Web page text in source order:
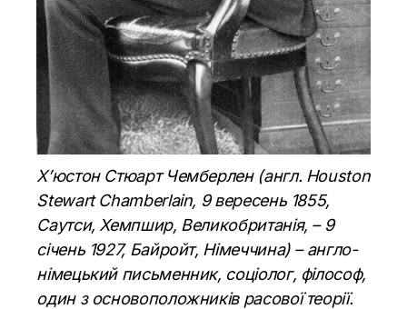
Х’юстон Стюарт Чемберлен (англ. Houston
Stewart Chamberlain, 9 вересень 1855,
Саутси, Хемпшир, Великобританія, – 9
січень 1927, Байройт, Німеччина) – англо-
німецький письменник, соціолог, філософ,
один з основоположників расової теорії.